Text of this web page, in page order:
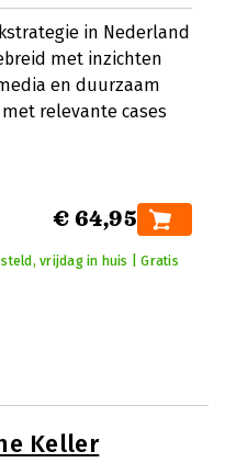
in Nederland
met inzichten
en duurzaam
relevante cases
€ 64,95
vrijdag in huis | Gratis
Keller